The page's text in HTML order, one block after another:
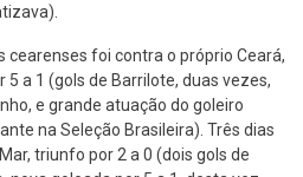
foi contra o próprio Ceará,
a 1 (gols de Barrilote, duas vezes,
e grande atuação do goleiro
na Seleção Brasileira). Três dias
triunfo por 2 a 0 (dois gols de